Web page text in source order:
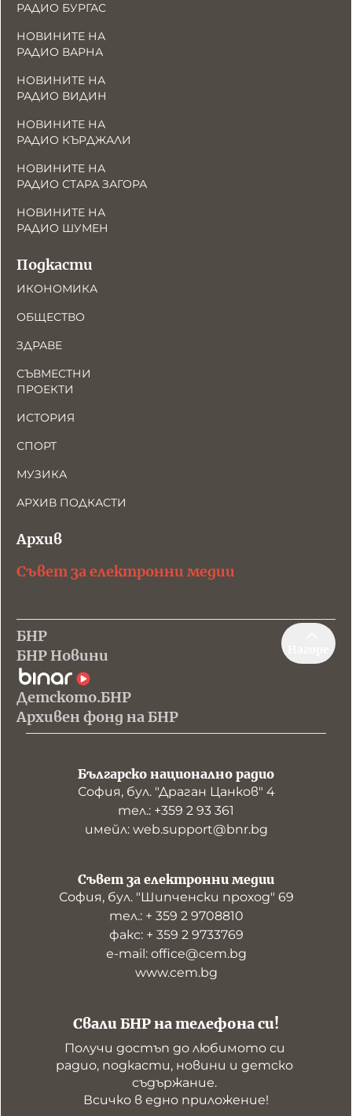
РАДИО БУРГАС
НОВИНИТЕ НА
РАДИО ВАРНА
НОВИНИТЕ НА
РАДИО ВИДИН
НОВИНИТЕ НА
РАДИО КЪРДЖАЛИ
НОВИНИТЕ НА
РАДИО СТАРА ЗАГОРА
НОВИНИТЕ НА
РАДИО ШУМЕН
Подкасти
ИКОНОМИКА
ОБЩЕСТВО
ЗДРАВЕ
СЪВМЕСТНИ
ПРОЕКТИ
ИСТОРИЯ
СПОРТ
МУЗИКА
АРХИВ ПОДКАСТИ
Архив
Съвет за електронни медии
БНР
БНР Новини
Детското.БНР
Архивен фонд на БНР
Българско национално радио
София, бул. "Драган Цанков" 4
тел.: +359 2 93 361
имейл: web.support@bnr.bg
Свали БНР на телефона си!
Получи достъп до любимото си
радио, подкасти, новини и детско
съдържание.
Всичко в едно приложение!
Съвет за електронни медии
София, бул. "Шипченски проход" 69
тел.: + 359 2 9708810
факс: + 359 2 9733769
е-mail: office@cem.bg
www.cem.bg